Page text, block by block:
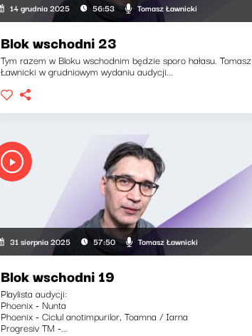
14 grudnia 2025 56:53 Tomasz Ławnicki
Blok wschodni 23
Tym razem w Bloku wschodnim będzie sporo hałasu. Tomasz
Ławnicki w grudniowym wydaniu audycji...
31 sierpnia 2025 57:50 Tomasz Ławnicki
Blok wschodni 19
Playlista audycji:
Phoenix - Nunta
Phoenix - Ciclul anotimpurilor, Toamna / Iarna
Progresiv TM -...